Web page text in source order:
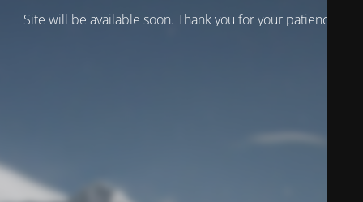
Site will be available soon. Thank you for your patience!